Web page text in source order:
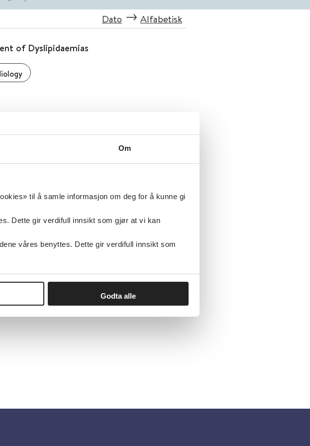
Om
til å samle informasjon om deg for å kunne gi
Dette gir verdifull innsikt som gjør at vi kan
våres benyttes. Dette gir verdifull innsikt som
Godta alle
Dato Alfabetisk
of Dyslipidaemias